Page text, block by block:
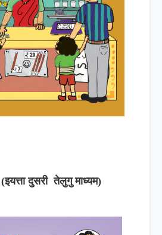
दुसरी तेलुगु माध्यम)